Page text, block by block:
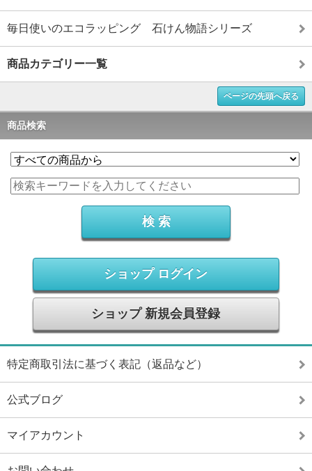
毎日使いのエコラッピング 石けん物語シリーズ
商品カテゴリー一覧
ページの先頭へ戻る
商品検索
ショップ ログイン
ショップ 新規会員登録
特定商取引法に基づく表記（返品など）
公式ブログ
マイアカウント